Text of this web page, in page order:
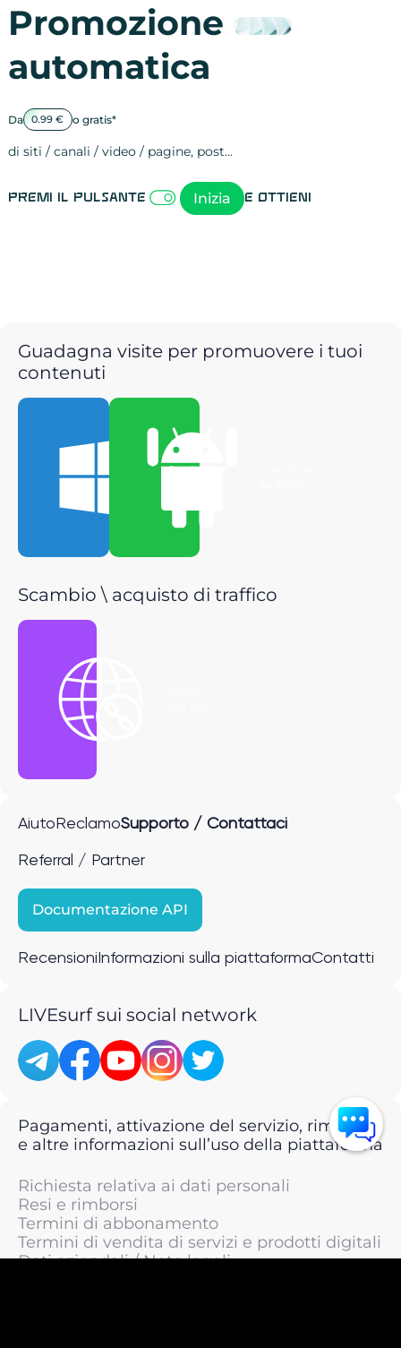
Promozione
automatica
Da 0.99 € o gratis*
di siti / canali / video / pagine, post…
Premi il pulsante Inizia e ottieni
Guadagna visite per promuovere i tuoi
contenuti
Scarica per
Scambio \ acquisto di traffico
Aiuto ReclamoSupporto / Contattaci
Referral / Partner
Documentazione API
Recensioni Informazioni sulla piattaformaContatti
LIVEsurf sui social network
Pagamenti, attivazione del servizio, rimborsi
e altre informazioni sull’uso della piattaforma
Richiesta relativa ai dati personali
Resi e rimborsi
Termini di abbonamento
Termini di vendita di servizi e prodotti digitali
Dati aziendali / Note legali